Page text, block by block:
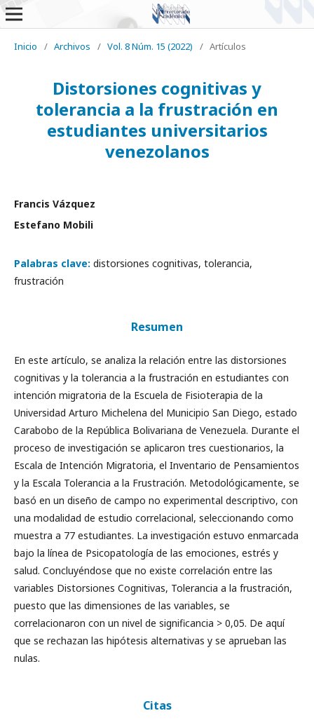
Inicio / Archivos / Vol. 8 Núm. 15 (2022) / Artículos
Distorsiones cognitivas y
tolerancia a la frustración en
estudiantes universitarios
venezolanos
Francis Vázquez
Estefano Mobili
Palabras clave: distorsiones cognitivas, tolerancia,
frustración
Resumen
En este artículo, se analiza la relación entre las distorsiones
cognitivas y la tolerancia a la frustración en estudiantes con
intención migratoria de la Escuela de Fisioterapia de la
Universidad Arturo Michelena del Municipio San Diego, estado
Carabobo de la República Bolivariana de Venezuela. Durante el
proceso de investigación se aplicaron tres cuestionarios, la
Escala de Intención Migratoria, el Inventario de Pensamientos
y la Escala Tolerancia a la Frustración. Metodológicamente, se
basó en un diseño de campo no experimental descriptivo, con
una modalidad de estudio correlacional, seleccionando como
muestra a 77 estudiantes. La investigación estuvo enmarcada
bajo la línea de Psicopatología de las emociones, estrés y
salud. Concluyéndose que no existe correlación entre las
variables Distorsiones Cognitivas, Tolerancia a la frustración,
puesto que las dimensiones de las variables, se
correlacionaron con un nivel de significancia > 0,05. De aquí
que se rechazan las hipótesis alternativas y se aprueban las
nulas.
Citas